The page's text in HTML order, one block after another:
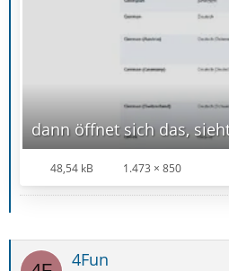
dann öffnet sich das,
48,54 kB 1.473 × 850
4Fun